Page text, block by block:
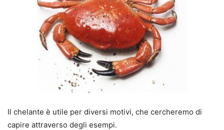
Il chelante è utile per diversi motivi, che cercheremo di
capire attraverso degli esempi.